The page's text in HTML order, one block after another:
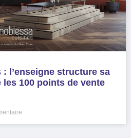
l’enseigne structure sa
100 points de vente